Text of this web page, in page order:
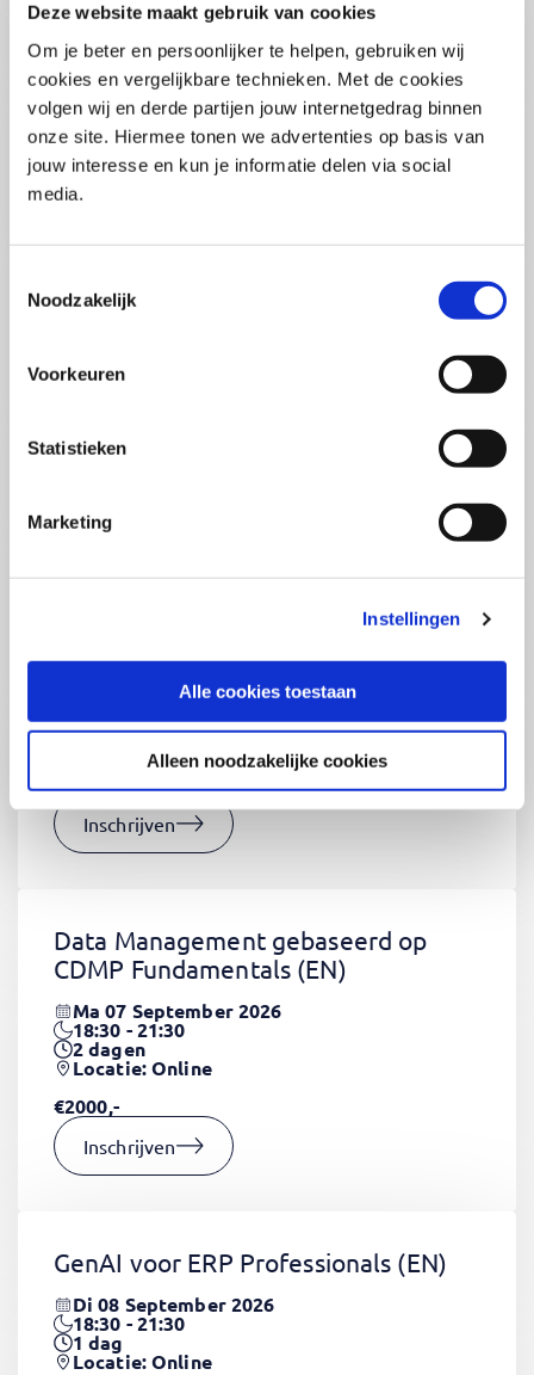
Deze website maakt gebruik van cookies
Om je beter en persoonlijker te helpen, gebruiken wij
cookies en vergelijkbare technieken. Met de cookies
volgen wij en derde partijen jouw internetgedrag binnen
onze site. Hiermee tonen we advertenties op basis van
jouw interesse en kun je informatie delen via social
media.
Noodzakelijk
Voorkeuren
Statistieken
Marketing
Instellingen
Alle cookies toestaan
Alleen noodzakelijke cookies
Pega Certified System Architect
(PCSA)(EN)
Di 01 September 2026
09:00 - 16:30
5dagen
Locatie: Online
€3595,-
(EN)
Locatie: Online
Inschrijven
Do 03 September 2026
2dagen
€1320,-
Inschrijven
Data Management gebaseerd op
CDMP Fundamentals (EN)
Ma 07 September 2026
18:30 - 21:30
2dagen
Locatie: Online
€2000,-
Inschrijven
GenAI voor ERP Professionals (EN)
Di 08 September 2026
18:30 - 21:30
1dag
Locatie: Online